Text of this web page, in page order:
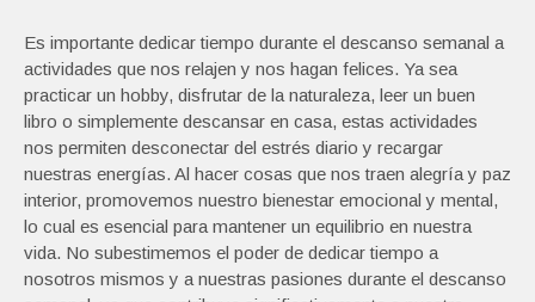
Es importante dedicar tiempo durante el descanso semanal a
actividades que nos relajen y nos hagan felices. Ya sea
practicar un hobby, disfrutar de la naturaleza, leer un buen
libro o simplemente descansar en casa, estas actividades
nos permiten desconectar del estrés diario y recargar
nuestras energías. Al hacer cosas que nos traen alegría y paz
interior, promovemos nuestro bienestar emocional y mental,
lo cual es esencial para mantener un equilibrio en nuestra
vida. No subestimemos el poder de dedicar tiempo a
nosotros mismos y a nuestras pasiones durante el descanso